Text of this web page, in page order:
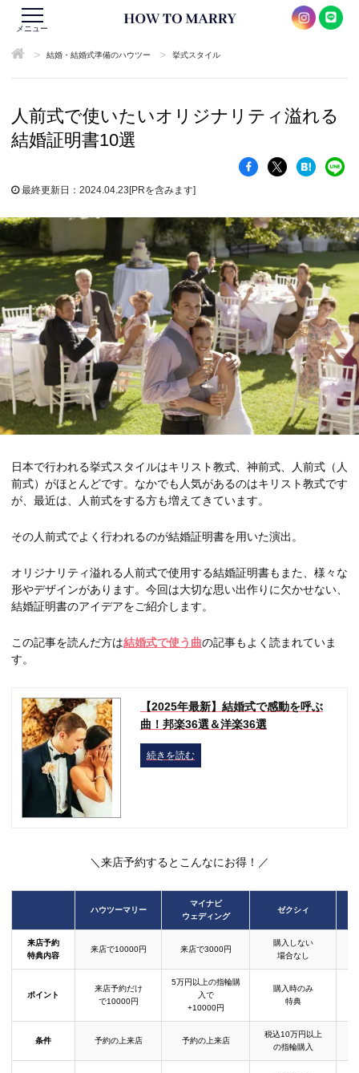
メニュー
> 結婚・結婚式準備のハウツー > 挙式スタイル
人前式で使いたいオリジナリティ溢れる
結婚証明書10選
最終更新日：2024.04.23[PRを含みます]
日本で行われる挙式スタイルはキリスト教式、神前式、人前式（人
前式）がほとんどです。なかでも人気があるのはキリスト教式です
が、最近は、人前式をする方も増えてきています。
その人前式でよく行われるのが結婚証明書を用いた演出。
オリジナリティ溢れる人前式で使用する結婚証明書もまた、様々な
形やデザインがあります。今回は大切な思い出作りに欠かせない、
結婚証明書のアイデアをご紹介します。
この記事を読んだ方は結婚式で使う曲の記事もよく読まれていま
す。
【2025年最新】結婚式で感動を呼ぶ
曲！邦楽36選＆洋楽36選
続きを読む
＼来店予約するとこんなにお得！／
ハウツーマリー
マイナビ
ウェディング
ゼクシィ
来店予約
特典内容
来店で10000円 来店で3000円
購入しない
場合なし
ポイント
来店予約だけ
で10000円
5万円以上の指輪購
入で
+10000円
購入時のみ
特典
条件 予約の上来店 予約の上来店
税込10万円以上
の指輪購入